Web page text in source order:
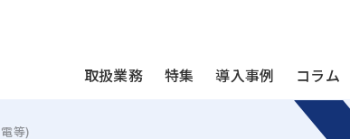
取扱業務 特集 導入事例 コラム
等)
very seriously. Please see our privacy